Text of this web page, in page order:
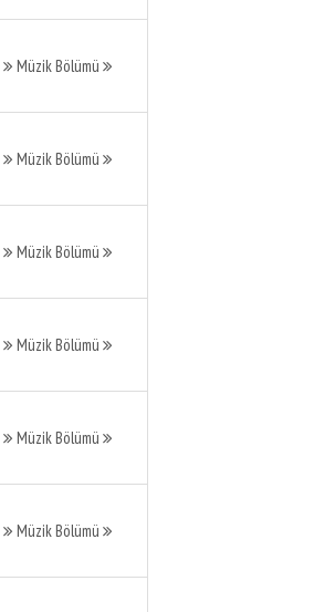
Müzik Bölümü
Müzik Bölümü
Müzik Bölümü
Müzik Bölümü
Müzik Bölümü
Müzik Bölümü